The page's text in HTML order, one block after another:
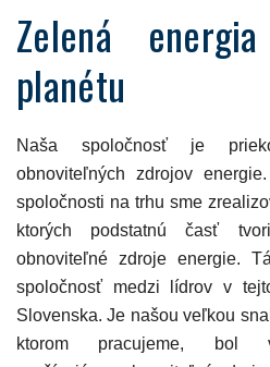
Zelená
planétu
Naša spoločnosť je
obnoviteľných zdrojov
spoločnosti na trhu sme
ktorých podstatnú časť
obnoviteľné zdroje energie.
spoločnosť medzi lídrov v
Slovenska. Je našou veľkou
ktorom pracujeme, bol